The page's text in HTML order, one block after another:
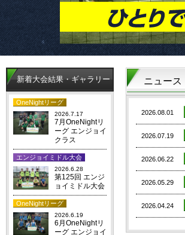
新着大会結果・ギャラリー
OneNightリーグ
2026.7.17
7月OneNightリ
ーグ エンジョイ
クラス
エンジョイミドル大会
2026.6.28
第125回 エンジ
ョイミドル大会
OneNightリーグ
2026.6.19
6月OneNightリ
ーグ エンジョイ
ニュース
2026.08.01
2026.07.19
2026.06.22
2026.05.29
2026.04.24